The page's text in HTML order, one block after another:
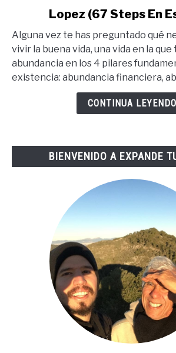
67
Pasos
Para
Steps
Lopez (67 Steps En
Alguna vez te has preguntado qué
vivir la buena vida, una vida en la
abundancia en los 4 pilares
existencia: abundancia financiera,
CONTINUA LEYENDO
BIENVENIDO A EXPANDE